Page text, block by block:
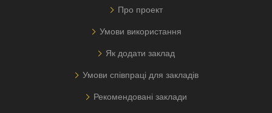
Про проект
Умови використання
Як додати заклад
Умови співпраці для закладів
Рекомендовані заклади